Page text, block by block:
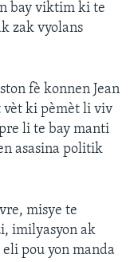
bay viktim ki te
zak vyolans
fè konnen Jean
vèt ki pèmèt li viv
li te bay manti
asasina politik
misye te
imilyasyon ak
pou yon manda